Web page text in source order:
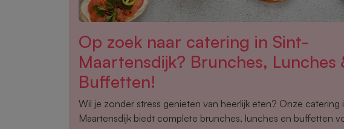
Op zoek naar catering in Sint-
Maartensdijk? Brunches, Lunches
Buffetten!
Wil je zonder stress genieten van heerlijk eten? Onze catering
Maartensdijk biedt complete brunches, lunches en buffetten